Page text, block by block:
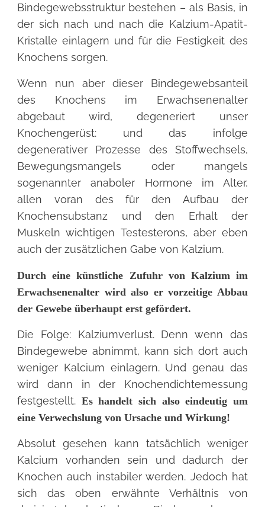
Bindegewebsstruktur bestehen – als Basis, in
der sich nach und nach die Kalzium-Apatit-
Kristalle einlagern und für die Festigkeit des
Knochens sorgen.
Wenn nun aber dieser Bindegewebsanteil
des Knochens im Erwachsenenalter
abgebaut wird, degeneriert unser
Knochengerüst: und das infolge
degenerativer Prozesse des Stoffwechsels,
Bewegungsmangels oder mangels
sogenannter anaboler Hormone im Alter,
allen voran des für den Aufbau der
Knochensubstanz und den Erhalt der
Muskeln wichtigen Testesterons, aber eben
auch der zusätzlichen Gabe von Kalzium.
Durch eine künstliche Zufuhr von Kalzium im
Erwachsenenalter wird also er vorzeitige Abbau
der Gewebe überhaupt erst gefördert.
Die Folge: Kalziumverlust. Denn wenn das
Bindegewebe abnimmt, kann sich dort auch
weniger Kalcium einlagern. Und genau das
wird dann in der Knochendichtemessung
festgestellt. Es handelt sich also eindeutig um
eine Verwechslung von Ursache und Wirkung!
Absolut gesehen kann tatsächlich weniger
Kalcium vorhanden sein und dadurch der
Knochen auch instabiler werden. Jedoch hat
sich das oben erwähnte Verhältnis von